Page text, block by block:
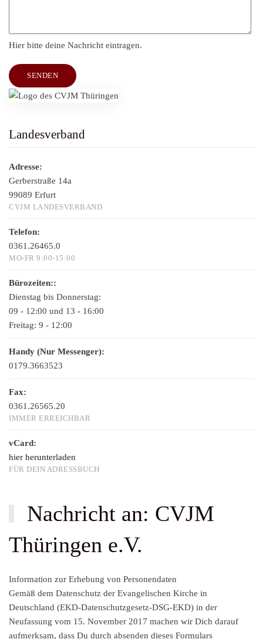
Hier bitte deine Nachricht eintragen.
SENDEN
Landesverband
Adresse:
Gerberstraße 14a
99089 Erfurt
CVJM LANDESVERBAND
Telefon:
0361.26465.0
MO-FR 9:00-15:00
Bürozeiten::
Dienstag bis Donnerstag:
09 - 12:00 und 13 - 16:00
Freitag: 9 - 12:00
Handy (Nur Messenger):
0179.3663523
Fax:
0361.26565.20
IMMER ERREICHBAR
vCard:
hier herunterladen
FÜR DEIN ADRESSBUCH
Nachricht an: CVJM
Thüringen e.V.
Information zur Erhebung von Personendaten
Gemäß dem Datenschutz der Evangelischen Kirche in
Deutschland (EKD-Datenschutzgesetz-DSG-EKD) in der
Neufassung vom 15. November 2017 machen wir Dich darauf
aufmerksam, dass Du durch absenden dieses Formulars